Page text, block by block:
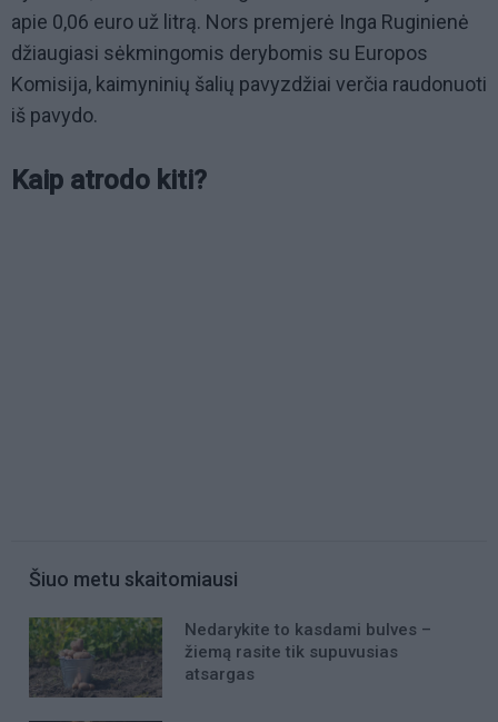
apie 0,06 euro už litrą. Nors premjerė Inga Ruginienė
džiaugiasi sėkmingomis derybomis su Europos
Komisija, kaimyninių šalių pavyzdžiai verčia raudonuoti
iš pavydo.
Kaip atrodo kiti?
Šiuo metu skaitomiausi
Nedarykite to kasdami bulves –
žiemą rasite tik supuvusias
atsargas